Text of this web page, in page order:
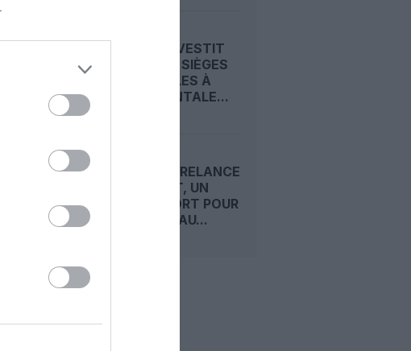
BEOND INVESTIT
DANS 256 SIÈGES
INCLINABLES À
L’HORIZONTALE...
FLYDUBAI RELANCE
BUDAPEST, UN
SIGNAL FORT POUR
SON RÉSEAU...